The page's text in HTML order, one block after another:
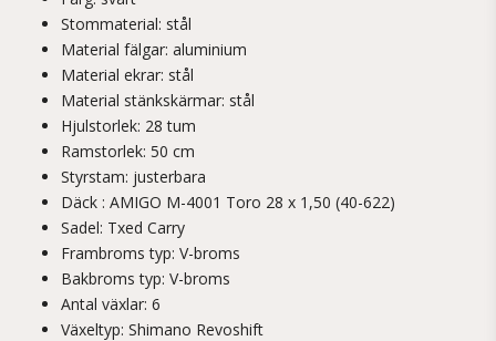
Stommaterial: stål
Material fälgar: aluminium
Material ekrar: stål
Material stänkskärmar: stål
Hjulstorlek: 28 tum
Ramstorlek: 50 cm
Styrstam: justerbara
Däck : AMIGO M-4001 Toro 28 x 1,50 (40-622)
Sadel: Txed Carry
Frambroms typ: V-broms
Bakbroms typ: V-broms
Antal växlar: 6
Växeltyp: Shimano Revoshift